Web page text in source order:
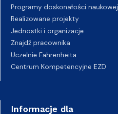
Programy doskonałości naukowej
Realizowane projekty
Jednostki i organizacje
Znajdź pracownika
Uczelnie Fahrenheita
Centrum Kompetencyjne EZD
Informacje dla